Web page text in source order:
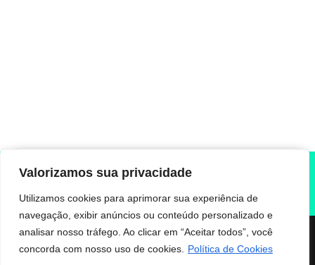
Valorizamos sua privacidade
Utilizamos cookies para aprimorar sua experiência de
navegação, exibir anúncios ou conteúdo personalizado e
analisar nosso tráfego. Ao clicar em “Aceitar todos”, você
concorda com nosso uso de cookies.
Política de Cookies
As pessoas também perguntam sobre air fryer
Política de cookies
Sobre o autor
Termos de uso Transparência
Disclaimer:
Este blog não se responsabiliza por quaisquer
uso das receitas ou informações fornecidas. Consulte um
expire!